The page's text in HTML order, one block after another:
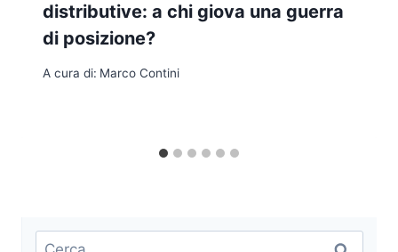
distributive: a chi giova una guerra
di posizione?
A cura di: Marco Contini
Ricerca